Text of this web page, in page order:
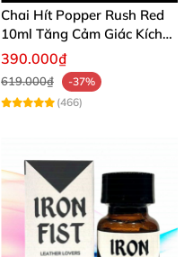
Chai Hít Popper Rush Red
10ml Tăng Cảm Giác Kích
Thích Mạnh
390.000₫
619.000₫
-37%
(466)